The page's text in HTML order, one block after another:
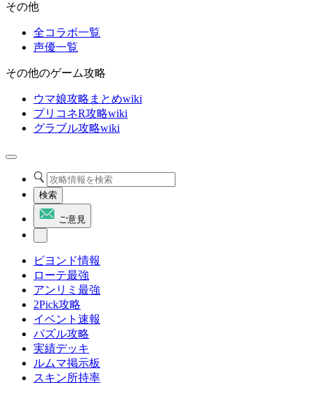
その他
全コラボ一覧
声優一覧
その他のゲーム攻略
ウマ娘攻略まとめwiki
プリコネR攻略wiki
グラブル攻略wiki
検索
ご意見
ビヨンド情報
ローテ最強
アンリミ最強
2Pick攻略
イベント速報
パズル攻略
実績デッキ
ルムマ掲示板
スキン所持率